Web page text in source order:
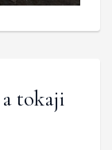
tokaji